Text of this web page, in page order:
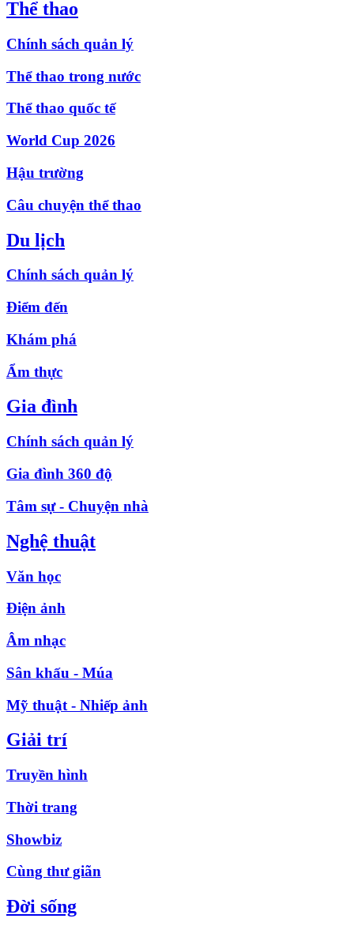
Thể thao
Chính sách quản lý
Thể thao trong nước
Thể thao quốc tế
World Cup 2026
Hậu trường
Câu chuyện thể thao
Du lịch
Chính sách quản lý
Điểm đến
Khám phá
Ẩm thực
Gia đình
Chính sách quản lý
Gia đình 360 độ
Tâm sự - Chuyện nhà
Nghệ thuật
Văn học
Điện ảnh
Âm nhạc
Sân khấu - Múa
Mỹ thuật - Nhiếp ảnh
Giải trí
Truyền hình
Thời trang
Showbiz
Cùng thư giãn
Đời sống